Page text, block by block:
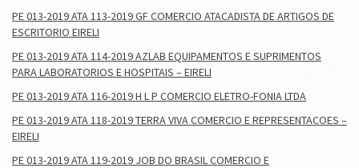
PE 013-2019 ATA 113-2019 GF COMERCIO ATACADISTA DE ARTIGOS DE
ESCRITORIO EIRELI
PE 013-2019 ATA 114-2019 AZLAB EQUIPAMENTOS E SUPRIMENTOS
PARA LABORATORIOS E HOSPITAIS – EIRELI
PE 013-2019 ATA 116-2019 H L P COMERCIO ELETRO-FONIA LTDA
PE 013-2019 ATA 118-2019 TERRA VIVA COMERCIO E REPRESENTACOES –
EIRELI
PE 013-2019 ATA 119-2019 JOB DO BRASIL COMERCIO E